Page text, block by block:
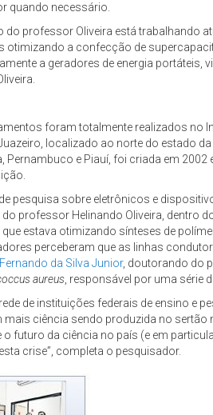
quando necessário.
do professor Oliveira está trabalhando
otimizando a confecção de
a geradores de energia portáteis,
foram totalmente realizados no
localizado ao norte do estado
e Piauí, foi criada em 2002
pesquisa sobre eletrônicos e
do professor Helinando Oliveira, dentro
, que estava otimizando sínteses de
perceberam que as linhas
Fernando da Silva Junior, doutorando do
aureus , responsável por uma série
de instituições federais de ensino e
ciência sendo produzida no sertão
futuro da ciência no país (e em
crise”, completa o pesquisador.